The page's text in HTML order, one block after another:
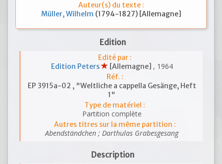
Auteur(s) du texte :
Müller, Wilhelm (1794-1827) [Allemagne]
Edition
Edité par :
Edition Peters
[Allemagne] , 1964
Réf. :
EP 3915a-02 , "Weltliche a cappella Gesänge, Heft
1"
Type de matériel :
Partition complète
Autres titres sur la même partition :
Abendständchen ; Darthulas Grabesgesang
Description